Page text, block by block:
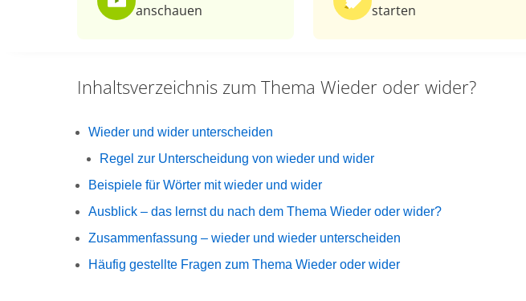
anschauen
starten
Inhaltsverzeichnis zum Thema Wieder oder wider?
Wieder und wider unterscheiden
Regel zur Unterscheidung von wieder und wider
Beispiele für Wörter mit wieder und wider
Ausblick – das lernst du nach dem Thema Wieder oder wider?
Zusammenfassung – wieder und wieder unterscheiden
Häufig gestellte Fragen zum Thema Wieder oder wider